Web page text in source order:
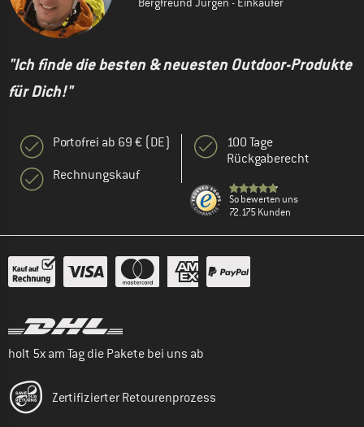
"Ich finde die besten & neuesten Outdoor-Produkte
für Dich!"
Portofrei ab 69 € (DE)
Rechnungskauf
100 Tage
Rückgaberecht
So bewerten uns
72.175 Kunden
holt 5x am Tag die Pakete bei uns ab
Zertifizierter Retourenprozess